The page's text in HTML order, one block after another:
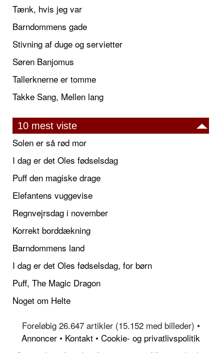
Tænk, hvis jeg var
Barndommens gade
Stivning af duge og servietter
Søren Banjomus
Tallerknerne er tomme
Takke Sang, Mellen lang
10 mest viste
Solen er så rød mor
I dag er det Oles fødselsdag
Puff den magiske drage
Elefantens vuggevise
Regnvejrsdag i november
Korrekt borddækning
Barndommens land
I dag er det Oles fødselsdag, for børn
Puff, The Magic Dragon
Noget om Helte
Foreløbig 26.647 artikler (15.152 med billeder) •
Annoncer • Kontakt • Cookie- og privatlivspolitik